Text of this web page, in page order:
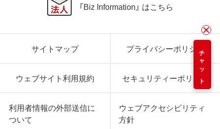
チャット
「Biz Information」 はこちら
サイトマップ プライバシーポリシー
ウェブサイト利用規約 セキュリティーポリシー
利用者情報の外部送信に
ついて
ウェブアクセシビリティ
方針